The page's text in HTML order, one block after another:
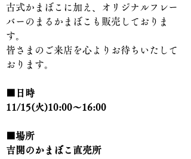
古式かまぼこに加え、オリジナルフレー
バーのまるかまぼこも販売しておりま
す。
皆さまのご来店を心よりお待ちいたして
おります。
■日時
11/15(火)10:00〜16:00
■場所
吉開のかまぼこ直売所